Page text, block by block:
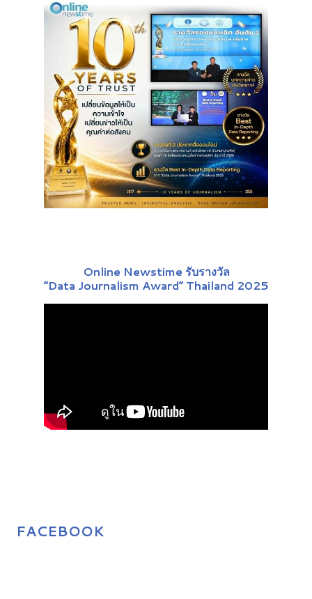
Online Newstime รับรางวัล
“Data Journalism Award” Thailand 2025
FACEBOOK